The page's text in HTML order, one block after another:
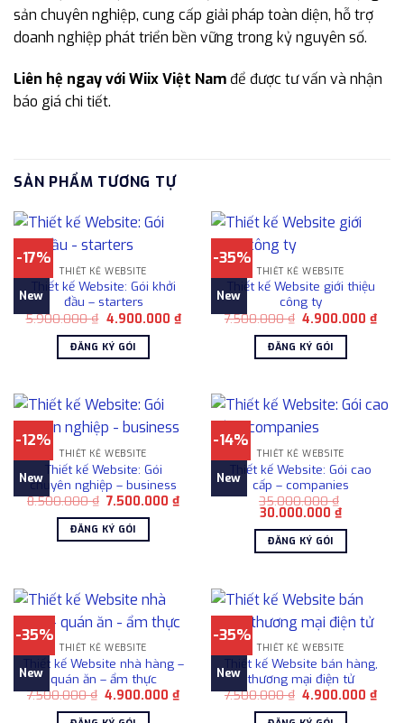
sản chuyên nghiệp, cung cấp giải pháp toàn diện, hỗ trợ
doanh nghiệp phát triển bền vững trong kỷ nguyên số.
Liên hệ ngay với Wiix Việt Nam để được tư vấn và nhận
báo giá chi tiết.
SẢN PHẨM TƯƠNG TỰ
-17%
New
THIẾT KẾ WEBSITE
Thiết kế Website: Gói khởi
đầu – starters
5.900.000₫ Giá
là:
5.900.000 ₫.
4.900.000 ₫Giá
hiện
4.900.000 ₫.
ĐĂNG KÝ GÓI
-35%
New
THIẾT KẾ WEBSITE
Thiết kế Website giới thiệu
công ty
7.500.000₫ Giá
là:
7.500.000 ₫.
4.900.000₫Giá
hiện
ĐĂNG KÝ GÓI
-12%
New
THIẾT KẾ WEBSITE
Thiết kế Website: Gói
chuyên nghiệp – business
8.500.000₫ Giá
là:
8.500.000 ₫.
7.500.000₫Giá
hiện
ĐĂNG KÝ GÓI
-14%
New
THIẾT KẾ WEBSITE
Thiết kế Website: Gói cao
cấp – companies
35.000.000₫
Giá
là:
35.000.000 ₫.
30.000.000 ₫Giá
hiện
tại
ĐĂNG KÝ GÓI
-35%
New
THIẾT KẾ WEBSITE
Thiết kế Website nhà hàng –
quán ăn – ẩm thực
7.500.000₫ Giá
là:
4.900.000₫Giá
hiện
-35%
New
THIẾT KẾ WEBSITE
Thiết kế Website bán hàng,
thương mại điện tử
7.500.000₫ Giá
là:
4.900.000₫Giá
hiện